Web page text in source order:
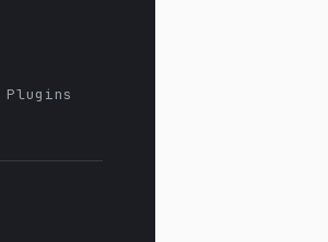
Plugins